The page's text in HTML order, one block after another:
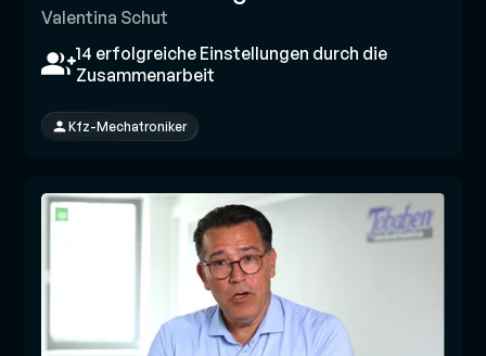
Valentina Schut
14 erfolgreiche Einstellungen durch die
Zusammenarbeit
Kfz-Mechatroniker